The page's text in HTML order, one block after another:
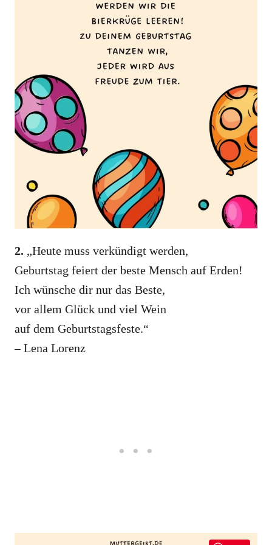
2. „Heute muss verkündigt werden,
Geburtstag feiert der beste Mensch auf Erden!
Ich wünsche dir nur das Beste,
vor allem Glück und viel Wein
auf dem Geburtstagsfeste.“
– Lena Lorenz